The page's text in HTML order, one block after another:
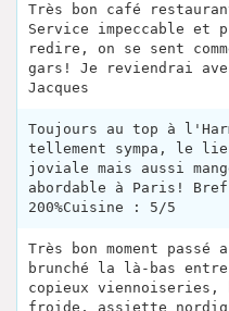
Très bon café
Service impeccable et
redire, on se sent
gars! Je reviendrai
Jacques
Toujours au top à
tellement sympa, le
joviale mais aussi
abordable à Paris! Bref,
200%Cuisine : 5/5
Très bon moment passé
brunché la là-bas
copieux viennoiseries,
froide, assiette